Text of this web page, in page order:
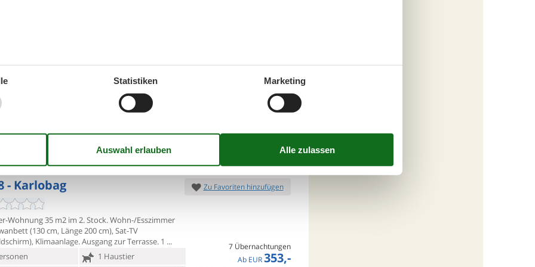
Paola - Two Bedroom Apartment with Terrace
Haus:
Apartments Paola are located in Cesarica
1 Haustier
7 Übernachtungen
910,-
Mehr infos
MEHR ANZEIGEN
- Karlobag
Wohnung 35 m2 im 2. Stock. Wohn-/Esszimmer
(130 cm, Länge 200 cm), Sat-TV
Klimaanlage. Ausgang zur Terrasse. 1
1 Haustier
Zu Favoriten hinzufügen
7 Übernachtungen
Ab EUR 353,-
Statistiken Marketing